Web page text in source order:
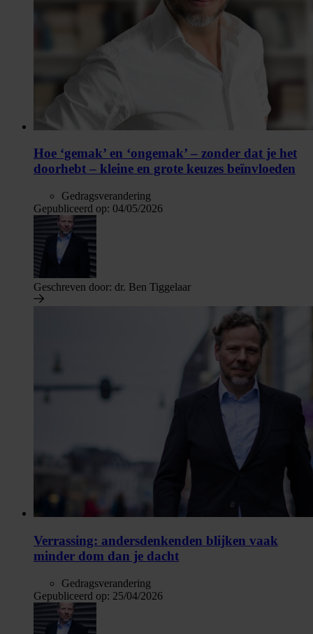
Hoe ‘gemak’ en ‘ongemak’ – zonder dat je het
doorhebt – kleine en grote keuzes beïnvloeden
Gedragsverandering
Gepubliceerd op: 04/05/2026
Geschreven door: dr. Ben Tiggelaar
Verrassing: andersdenkenden blijken vaak
minder dom dan je dacht
Gedragsverandering
Gepubliceerd op: 25/04/2026